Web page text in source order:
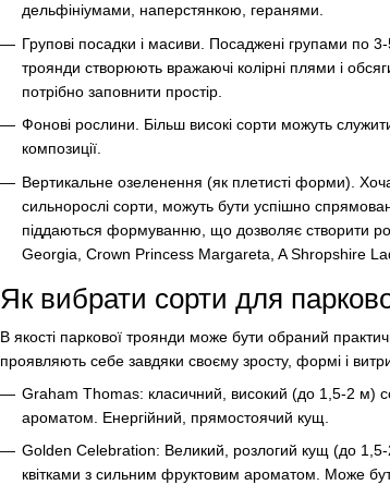
дельфініумами, наперстянкою, геранями.
Групові посадки і масиви. Посаджені групами по
троянди створюють вражаючі колірні плями і
потрібно заповнити простір.
Фонові рослини. Більш високі сорти можуть
композиції.
Вертикальне озеленення (як плетисті форми).
сильнорослі сорти, можуть бути успішно
піддаються формуванню, що дозволяє створити
Georgia, Crown Princess Margareta, A Shropshire
Як вибрати сорти для
В якості паркової троянди може бути обраний
проявляють себе завдяки своєму зросту, формі і
Graham Thomas: класичний, високий (до 1,5-2 м)
ароматом. Енергійний, прямостоячий кущ.
Golden Celebration: Великий, розлогий кущ (до
квітками з сильним фруктовим ароматом. Може